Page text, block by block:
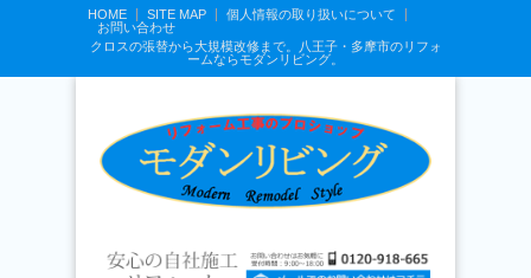
HOME SITE MAP
個人情報の取り扱いについて
お問い合わせ
クロスの張替から大規模改修まで。八王子・多摩市のリフォ
ームならモダンリビング。